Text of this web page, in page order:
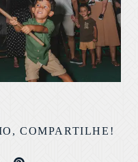
COMPARTILHE!